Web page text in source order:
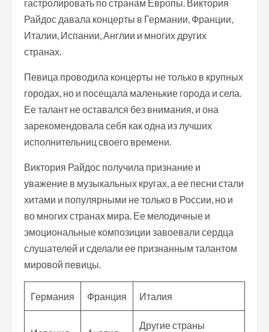
гастролировать по странам Европы. Виктория
Райдос давала концерты в Германии, Франции,
Италии, Испании, Англии и многих других
странах.
Певица проводила концерты не только в крупных
городах, но и посещала маленькие города и села.
Ее талант не оставался без внимания, и она
зарекомендовала себя как одна из лучших
исполнительниц своего времени.
Виктория Райдос получила признание и
уважение в музыкальных кругах, а ее песни стали
хитами и популярными не только в России, но и
во многих странах мира. Ее мелодичные и
эмоциональные композиции завоевали сердца
слушателей и сделали ее признанным талантом
мировой певицы.
Германия Франция Италия
Другие страны